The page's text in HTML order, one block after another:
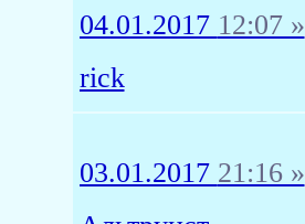
04.01.2017 12:07 »
rick
03.01.2017 21:16 »